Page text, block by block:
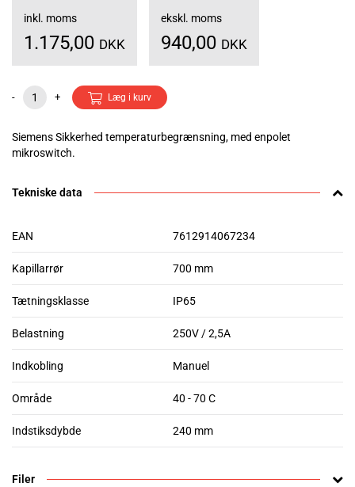
inkl. moms
1.175,00 DKK
ekskl. moms
940,00 DKK
- + Læg i kurv
Siemens Sikkerhed temperaturbegrænsning, med enpolet
mikroswitch.
Tekniske data
EAN 7612914067234
Kapillarrør 700 mm
Tætningsklasse IP65
Belastning 250V / 2,5A
Indkobling Manuel
Område 40 - 70 C
Indstiksdybde 240 mm
Filer